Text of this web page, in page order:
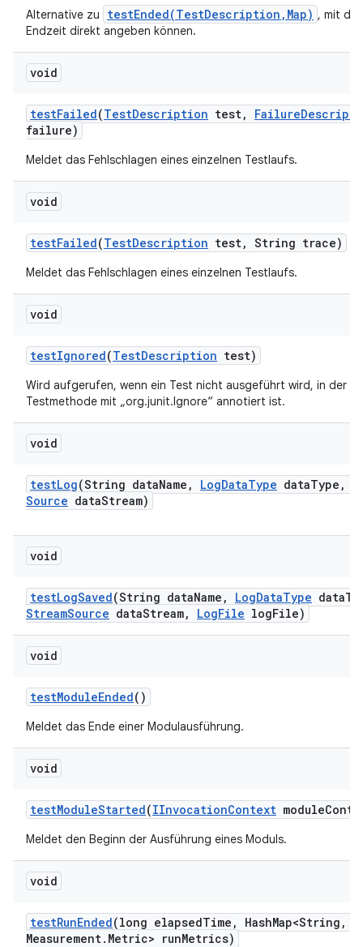
Alternative zu testEnded(TestDescription,Map) , mit
Endzeit direkt angeben können.
void
testFailed(TestDescription test, Failure
failure)
Meldet das Fehlschlagen eines einzelnen Testlaufs.
void
testFailed(TestDescription test, String trace)
Meldet das Fehlschlagen eines einzelnen Testlaufs.
void
testIgnored(TestDescription test)
Wird aufgerufen, wenn ein Test nicht ausgeführt wird, in der
Testmethode mit „org.junit.Ignore“ annotiert ist.
void
testLog(String dataName , LogDataType dataType ,
Source dataStream)
void
testLogSaved(String dataName , LogDataType data
StreamSource dataStream, LogFile logFile)
void
testModuleEnded()
Meldet das Ende einer Modulausführung.
void
testModuleStarted(IInvocationContext module
Meldet den Beginn der Ausführung eines Moduls.
void
testRunEnded(long elapsedTime , HashMap<String ,
Measurement. Metric> runMetrics)